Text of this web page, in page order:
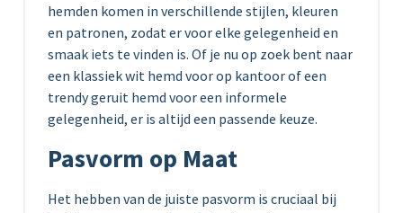
hemden komen in verschillende stijlen, kleuren
en patronen, zodat er voor elke gelegenheid en
smaak iets te vinden is. Of je nu op zoek bent naar
een klassiek wit hemd voor op kantoor of een
trendy geruit hemd voor een informele
gelegenheid, er is altijd een passende keuze.
Pasvorm op Maat
Het hebben van de juiste pasvorm is cruciaal bij